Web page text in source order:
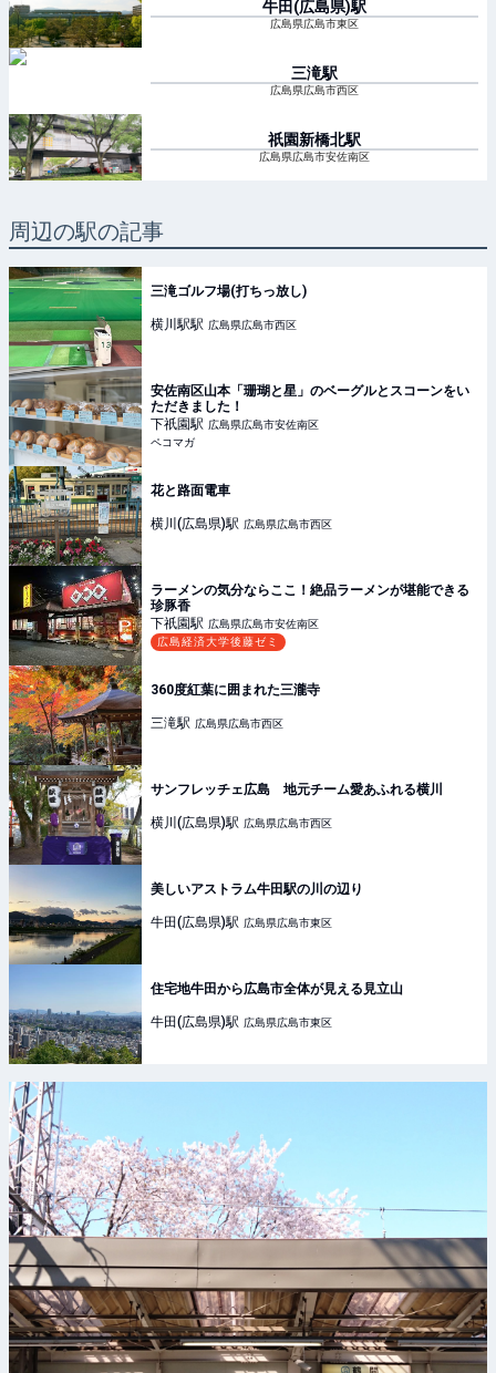
牛田(広島県)駅
広島県広島市東区
三滝駅
広島県広島市西区
祇園新橋北駅
広島県広島市安佐南区
周辺の駅の記事
三滝ゴルフ場(打ちっ放し)
横川駅駅 広島県広島市西区
安佐南区山本「珊瑚と星」のベーグルとスコーンをい
ただきました！
下祇園駅 広島県広島市安佐南区
ペコマガ
花と路面電車
横川(広島県)駅 広島県広島市西区
ラーメンの気分ならここ！絶品ラーメンが堪能できる
珍豚香
下祇園駅 広島県広島市安佐南区
広島経済大学後藤ゼミ
360度紅葉に囲まれた三瀧寺
三滝駅 広島県広島市西区
サンフレッチェ広島 地元チーム愛あふれる横川
横川(広島県)駅 広島県広島市西区
美しいアストラム牛田駅の川の辺り
牛田(広島県)駅 広島県広島市東区
住宅地牛田から広島市全体が見える見立山
牛田(広島県)駅 広島県広島市東区